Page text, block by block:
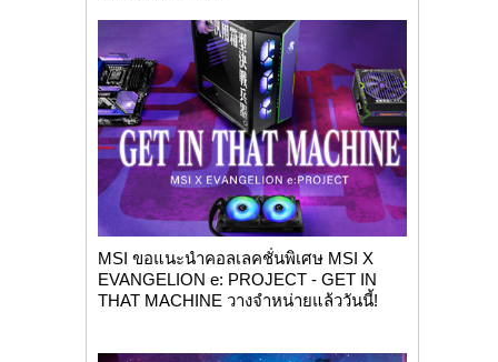
MSI ขอแนะนำคอลเลคชั่นพิเศษ MSI X
EVANGELION e: PROJECT - GET IN
THAT MACHINE วางจำหน่ายแล้ววันนี้!